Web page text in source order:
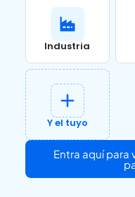
Industria
Y el tuyo
Entra aquí para